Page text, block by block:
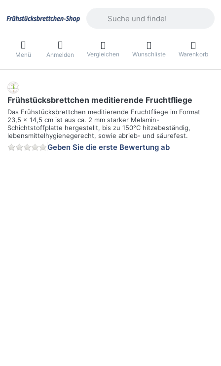
Menü Anmelden Vergleichen Wunschliste Warenkorb
Frühstücksbrettchen meditierende Fruchtfliege
Das Frühstücksbrettchen meditierende Fruchtfliege im Format
23,5 x 14,5 cm ist aus ca. 2 mm starker Melamin-
Schichtstoffplatte hergestellt, bis zu 150°C hitzebeständig,
lebensmittelhygienegerecht, sowie abrieb- und säurefest.
Geben Sie die erste Bewertung ab